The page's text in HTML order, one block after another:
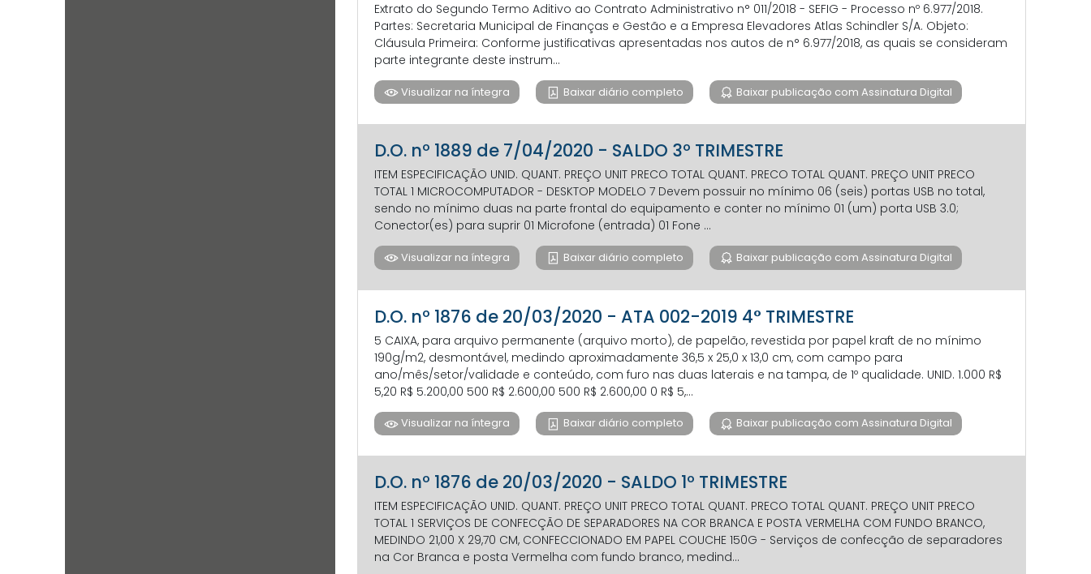
Extrato do Segundo Termo Aditivo ao Contrato Administrativo n° 011/2018 - SEFIG - Processo nº 6.977/2018.
Partes: Secretaria Municipal de Finanças e Gestão e a Empresa Elevadores Atlas Schindler S/A. Objeto:
Cláusula Primeira: Conforme justificativas apresentadas nos autos de n° 6.977/2018, as quais se consideram
parte integrante deste instrum...
Visualizar na íntegra Baixar diário completo Baixar publicação com Assinatura Digital
D.O. nº 1889 de 7/04/2020 - SALDO 3º TRIMESTRE
ITEM ESPECIFICAÇÃO UNID. QUANT. PREÇO UNIT PRECO TOTAL QUANT. PRECO TOTAL QUANT. PREÇO UNIT PRECO
TOTAL 1 MICROCOMPUTADOR - DESKTOP MODELO 7 Devem possuir no mínimo 06 (seis) portas USB no total,
sendo no mínimo duas na parte frontal do equipamento e conter no mínimo 01 (um) porta USB 3.0;
Conector(es) para suprir 01 Microfone (entrada) 01 Fone ...
Visualizar na íntegra Baixar diário completo Baixar publicação com Assinatura Digital
D.O. nº 1876 de 20/03/2020 - ATA 002-2019 4° TRIMESTRE
5 CAIXA, para arquivo permanente (arquivo morto), de papelão, revestida por papel kraft de no mínimo
190g/m2, desmontável, medindo aproximadamente 36,5 x 25,0 x 13,0 cm, com campo para
ano/mês/setor/validade e conteúdo, com furo nas duas laterais e na tampa, de 1º qualidade. UNID. 1.000 R$
5,20 R$ 5.200,00 500 R$ 2.600,00 500 R$ 2.600,00 0 R$ 5,...
Visualizar na íntegra Baixar diário completo Baixar publicação com Assinatura Digital
D.O. nº 1876 de 20/03/2020 - SALDO 1º TRIMESTRE
ITEM ESPECIFICAÇÃO UNID. QUANT. PREÇO UNIT PRECO TOTAL QUANT. PRECO TOTAL QUANT. PREÇO UNIT PRECO
TOTAL 1 SERVIÇOS DE CONFECÇÃO DE SEPARADORES NA COR BRANCA E POSTA VERMELHA COM FUNDO BRANCO,
MEDINDO 21,00 X 29,70 CM, CONFECCIONADO EM PAPEL COUCHE 150G - Serviços de confecção de separadores
na Cor Branca e posta Vermelha com fundo branco, medind...